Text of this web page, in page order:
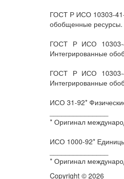
ГОСТ Р ИСО 10303-41-
обобщенные ресурсы.
ГОСТ Р ИСО 10303-
Интегрированные
ГОСТ Р ИСО 10303-
Интегрированные
ИСО 31-92*
* Оригинал
ИСО 1000-92*
* Оригинал
Copyright © 2026